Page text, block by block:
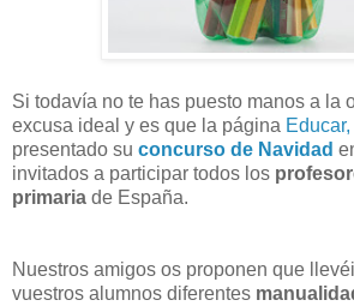
Si todavía no te has puesto manos a la
excusa ideal y es que la página
presentado su concurso de Navidad
invitados a participar todos los
primaria de España.
Nuestros amigos os proponen que
vuestros alumnos diferentes